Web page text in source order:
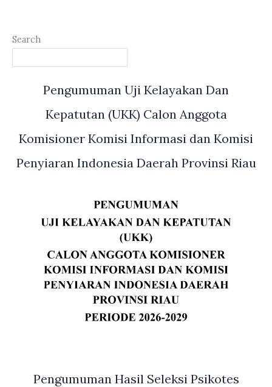
Search
Pengumuman Uji Kelayakan Dan
Kepatutan (UKK) Calon Anggota
Komisioner Komisi Informasi dan Komisi
Penyiaran Indonesia Daerah Provinsi Riau
Pengumuman Hasil Seleksi Psikotes